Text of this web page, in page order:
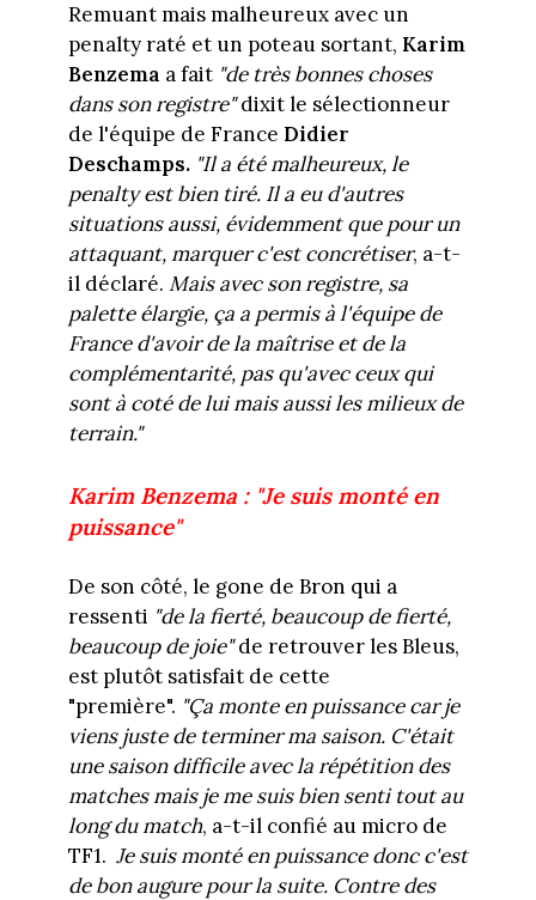
Remuant mais malheureux avec un
penalty raté et un poteau sortant, Karim
Benzema a fait "de très bonnes choses
dans son registre"dixit le sélectionneur
de l'équipe de France Didier
Deschamps. "Il a été malheureux, le
penalty est bien tiré. Il a eu d'autres
situations aussi, évidemment que pour un
attaquant, marquer c'est concrétiser, a-t-
il déclaré. Mais avec son registre, sa
palette élargie, ça a permis à l'équipe de
France d'avoir de la maîtrise et de la
complémentarité, pas qu'avec ceux qui
sont à coté de lui mais aussi les milieux de
terrain."
Karim Benzema : "Je suis monté en
puissance"
De son côté, le gone de Bron qui a
ressenti "de la fierté, beaucoup de fierté,
beaucoup de joie"de retrouver les Bleus,
est plutôt satisfait de cette
"première". "Ça monte en puissance car je
viens juste de terminer ma saison. C'était
une saison difficile avec la répétition des
matches mais je me suis bien senti tout au
long du match, a-t-il confié au micro de
TF1. Je suis monté en puissance donc c'est
de bon augure pour la suite. Contre des